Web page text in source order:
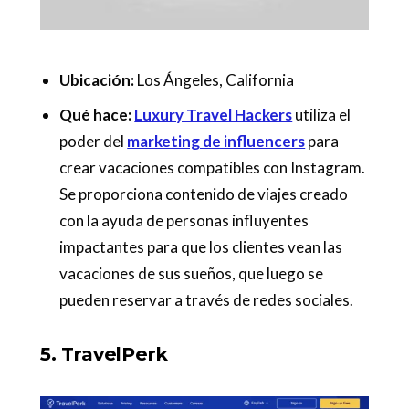
Ubicación:Los Ángeles, California
Qué hace:Luxury Travel Hackersutiliza el
poder del marketing de influencerspara
crear vacaciones compatibles con Instagram.
Se proporciona contenido de viajes creado
con la ayuda de personas influyentes
impactantes para que los clientes vean las
vacaciones de sus sueños, que luego se
pueden reservar a través de redes sociales.
5. TravelPerk